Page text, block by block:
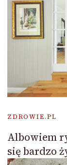
ZDROWIE.PL
Albowiem
się bardzo